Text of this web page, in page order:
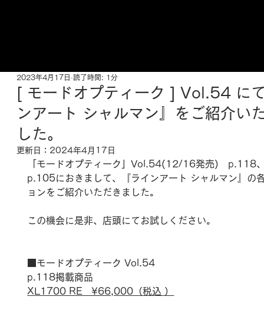
[ モードオプティーク ] Vol.54 に
ンアート シャルマン』をご紹介い
した。
2023年4月17日 読了時間: 1分
更新日： 2024年4月17日
「モードオプティーク」Vol.54(12/16発売)　p.118
p.105におきまして、『ラインアート シャルマン』の
ョンをご紹介いただきました。
この機会に是非、店頭にてお試しください。
■モードオプティーク Vol.54
p.118掲載商品
XL1700 RE　¥66,000（税込 ）